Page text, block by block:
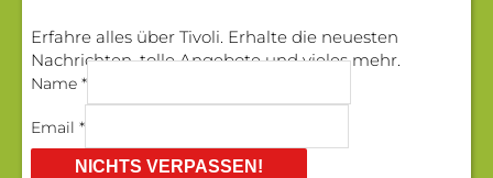
Erfahre alles über Tivoli. Erhalte die neuesten
Nachrichten, tolle Angebote und vieles mehr.
Name *
Email *
NICHTS VERPASSEN!